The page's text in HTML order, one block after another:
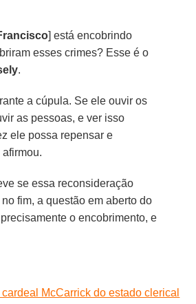
] está encobrindo
esses crimes? Esse é o
.
a cúpula. Se ele ouvir os
as pessoas, e ver isso
ele possa repensar e
afirmou.
se essa reconsideração
fim, a questão em aberto do
o encobrimento, e
McCarrick do estado clerical